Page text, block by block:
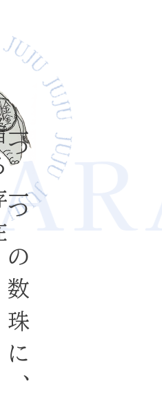
一つ一つの数珠に、